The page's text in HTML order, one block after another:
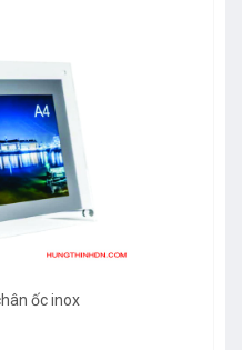
có chân ốc inox